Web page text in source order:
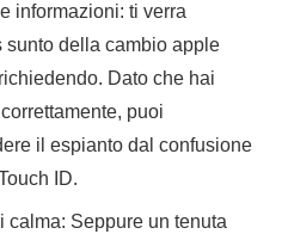
informazioni: ti verra
sunto della cambio apple
Dato che hai
puoi
il espianto dal confusione
ID.
calma: Seppure un tenuta